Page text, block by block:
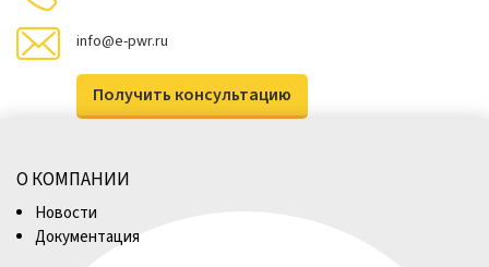
info@e-pwr.ru
Получить консультацию
О КОМПАНИИ
Новости
Документация